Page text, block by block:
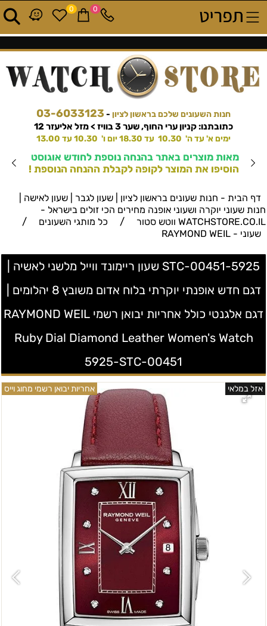
חנות השעונים שלכם בראשון לציון -
03-6033123
כתובתנו: קניון ערי החוף, שער 3 בוויז > מזל אליעזר 12
ימים א' עד ה' 10.30 עד 18.30 יום ו' 10.30 עד 13.00
מאות מוצרים באתר בהנחה נוספת לחודש אוגוסט
הוסיפו את המוצר לקופה לקבלת ההנחה הנוספת !
0 0
דף הבית - חנות שעונים בראשון לציון | שעון לגבר | שעון לאישה |
חנות שעוני יוקרה ושעוני אופנה מחירים הכי זולים בישראל -
WATCHSTORE.CO.IL ווטש סטור
/ כל מותגי השעונים /
שעוני - RAYMOND WEIL
5925-STC-00451 שעון ריימונד ווייל מלשני לאשיה |
דגם חדש אופנתי יוקרתי בלוח אדום משובץ 8 יהלומים |
דגם אלגנטי כולל אחריות יבואן רשמי RAYMOND WEIL
Ruby Dial Diamond Leather Women's Watch
5925-STC-00451
אחריות יבואן רשמי מחוג וייס אזל במלאי